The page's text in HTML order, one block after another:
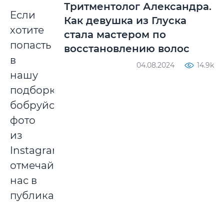
Если
хотите
попасть
в
нашу
подборку
бобруйских
фото
из
Instagram,
отмечайте
нас в
публикации
Тритментолог Александра.
Как девушка из Глуска
стала мастером по
восстановлению волос
04.08.2024 14.9k